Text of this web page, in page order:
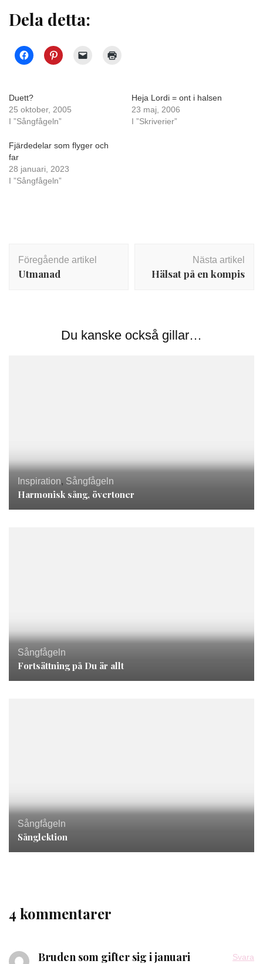
Dela detta:
Duett?
25 oktober, 2005
I ”Sångfågeln”
Heja Lordi = ont i halsen
23 maj, 2006
I ”Skriverier”
Fjärdedelar som flyger och
far
28 januari, 2023
I ”Sångfågeln”
Föregående artikel
Utmanad
Nästa artikel
Hälsat på en kompis
Du kanske också gillar…
Inspiration, Sångfågeln
Harmonisk sång, övertoner
Sångfågeln
Fortsättning på Du är allt
Sångfågeln
Sånglektion
4 kommentarer
Bruden som gifter sig i januari Svara